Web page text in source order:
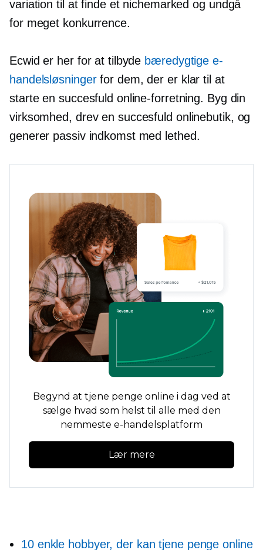
variation til at finde et nichemarked og undgå
for meget konkurrence.
Ecwid er her for at tilbyde bæredygtige e-
handelsløsningerfor dem, der er klar til at
starte en succesfuld online-forretning. Byg din
virksomhed, drev en succesfuld onlinebutik, og
generer passiv indkomst med lethed.
Begynd at tjene penge online i dag ved at
sælge hvad som helst til alle med den
nemmeste e-handelsplatform
Lær mere
10 enkle hobbyer, der kan tjene penge online